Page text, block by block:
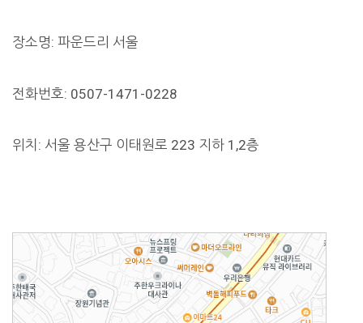
장소명: 파운드리 서울
전화번호: 0507-1471-0228
위치: 서울 용산구 이태원로 223 지하 1,2층